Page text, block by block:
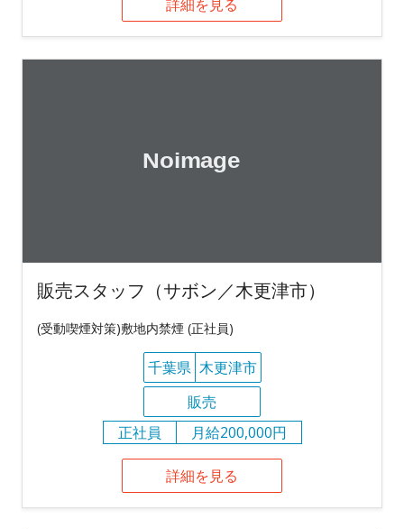
詳細を見る
販売スタッフ（サボン／木更津市）
(受動喫煙対策)敷地内禁煙 (正社員)
千葉県 木更津市
販売
正社員
月給200,000円
詳細を見る